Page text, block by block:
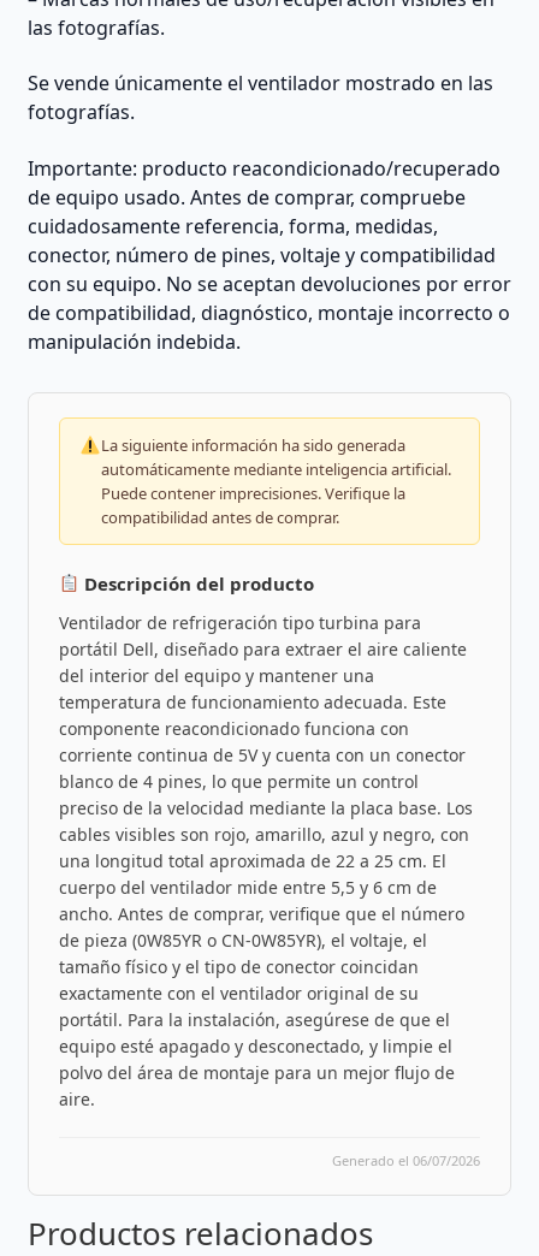
las fotografías.
Se vende únicamente el ventilador mostrado en las
fotografías.
Importante: producto reacondicionado/recuperado
de equipo usado. Antes de comprar, compruebe
cuidadosamente referencia, forma, medidas,
conector, número de pines, voltaje y compatibilidad
con su equipo. No se aceptan devoluciones por error
de compatibilidad, diagnóstico, montaje incorrecto o
manipulación indebida.
La siguiente información ha sido generada
automáticamente mediante inteligencia artificial.
Puede contener imprecisiones. Verifique la
compatibilidad antes de comprar.
Descripción del producto
Ventilador de refrigeración tipo turbina para
portátil Dell, diseñado para extraer el aire caliente
del interior del equipo y mantener una
temperatura de funcionamiento adecuada. Este
componente reacondicionado funciona con
corriente continua de 5V y cuenta con un conector
blanco de 4 pines, lo que permite un control
preciso de la velocidad mediante la placa base. Los
cables visibles son rojo, amarillo, azul y negro, con
una longitud total aproximada de 22 a 25 cm. El
cuerpo del ventilador mide entre 5,5 y 6 cm de
ancho. Antes de comprar, verifique que el número
de pieza (0W85YR o CN-0W85YR), el voltaje, el
tamaño físico y el tipo de conector coincidan
exactamente con el ventilador original de su
portátil. Para la instalación, asegúrese de que el
equipo esté apagado y desconectado, y limpie el
polvo del área de montaje para un mejor flujo de
aire.
Generado el 06/07/2026
Productos relacionados